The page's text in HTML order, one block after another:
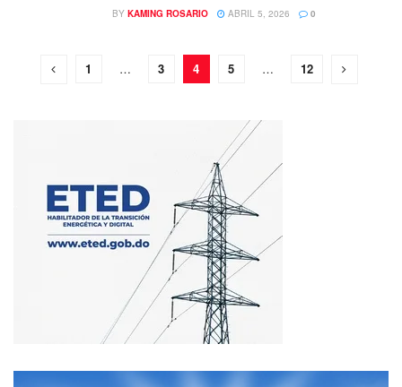
BY KAMING ROSARIO ABRIL 5, 2026 0
1 … 3 4 5 … 12